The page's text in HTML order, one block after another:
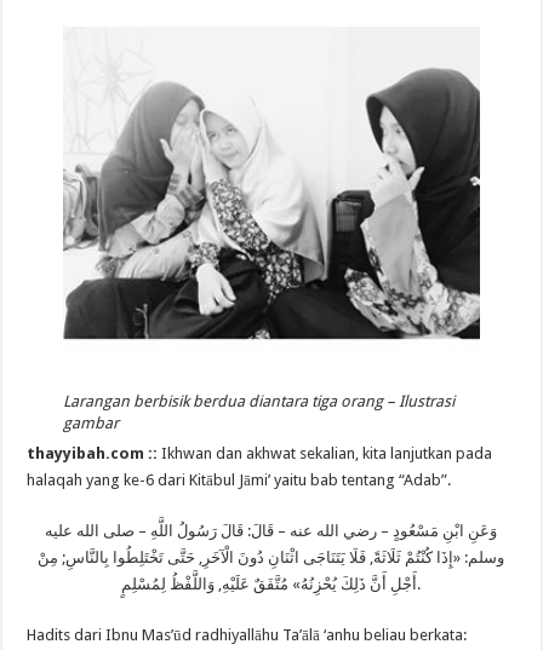
Larangan berbisik berdua diantara tiga orang – Ilustrasi
gambar
thayyibah.com ::Ikhwan dan akhwat sekalian, kita lanjutkan pada
halaqah yang ke-6 dari Kitābul Jāmi’ yaitu bab tentang “Adab”.
وَعَنِ ابْنِ مَسْعُودٍ – رضي الله عنه – قَالَ: قَالَ رَسُولُ اللَّهِ – صلى الله عليه
وسلم: «إِذَا كُنْتُمْ ثَلَاثَةً, فَلَا يَتَنَاجَى اثْنَانِ دُونَ الْآخَرِ, حَتَّى تَخْتَلِطُوا بِالنَّاسِ; مِنْ
أَجْلِ أَنَّ ذَلِكَ يُحْزِنُهُ» مُتَّفَقٌ عَلَيْهِ, وَاللَّفْظُ لِمُسْلِمٍ.
Hadits dari Ibnu Mas’ūd radhiyallāhu Ta’ālā ‘anhu beliau berkata: